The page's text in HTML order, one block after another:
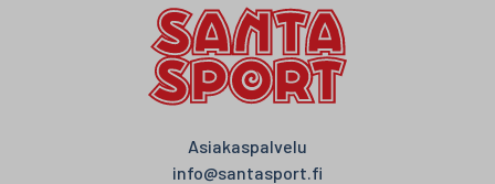
Asiakaspalvelu
info@santasport.fi